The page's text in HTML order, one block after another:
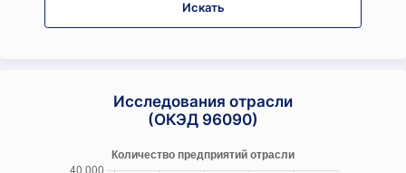
Искать
Исследования отрасли
(ОКЭД 96090)